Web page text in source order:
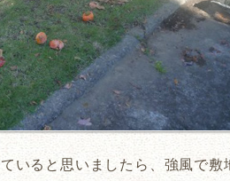
いると思いましたら、強風で敷